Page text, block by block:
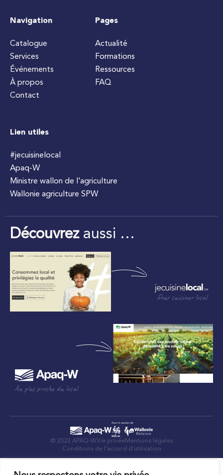
Navigation
Catalogue
Services
Événements
À propos
Contact
Pages
Actualité
Formations
Ressources
FAQ
Lien utiles
#jecuisinelocal
Apaq-W
Ministre wallon de l’agriculture
Wallonie agriculture SPW
Découvrezaussi …
Pour cuisiner local
Au plus proche du local
© 2023 APAQ-WVie privée Mentions légales
Conditions de l’accord d’utilisation